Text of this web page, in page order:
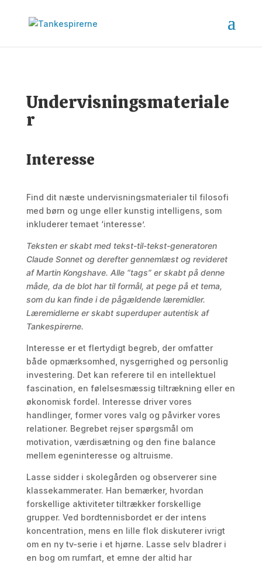
Undervisningsmateriale
r
Interesse
Find dit næste undervisningsmaterialer til filosofi
med børn og unge eller kunstig intelligens, som
inkluderer temaet ‘interesse’.
Teksten er skabt med tekst-til-tekst-generatoren
Claude Sonnet og derefter gennemlæst og revideret
af Martin Kongshave. Alle “tags” er skabt på denne
måde, da de blot har til formål, at pege på et tema,
som du kan finde i de pågældende læremidler.
Læremidlerne er skabt superduper autentisk af
Tankespirerne.
Interesse er et flertydigt begreb, der omfatter
både opmærksomhed, nysgerrighed og personlig
investering. Det kan referere til en intellektuel
fascination, en følelsesmæssig tiltrækning eller en
økonomisk fordel. Interesse driver vores
handlinger, former vores valg og påvirker vores
relationer. Begrebet rejser spørgsmål om
motivation, værdisætning og den fine balance
mellem egeninteresse og altruisme.
Lasse sidder i skolegården og observerer sine
klassekammerater. Han bemærker, hvordan
forskellige aktiviteter tiltrækker forskellige
grupper. Ved bordtennisbordet er der intens
koncentration, mens en lille flok diskuterer ivrigt
om en ny tv-serie i et hjørne. Lasse selv bladrer i
en bog om rumfart, et emne der altid har